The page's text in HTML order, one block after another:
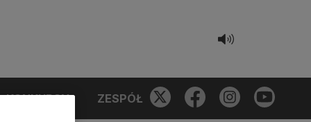
KONKURSY ZESPÓŁ